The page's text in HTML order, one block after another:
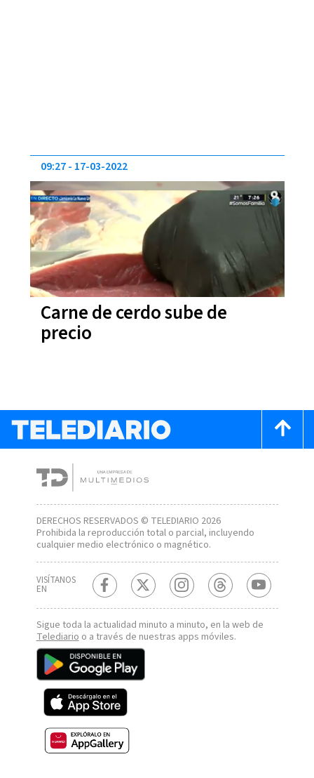
Carne de cerdo sube de
precio
09:27 17-03-2022
DERECHOS RESERVADOS © TELEDIARIO 2026
Prohibida la reproducción total o parcial, incluyendo
cualquier medio electrónico o magnético.
VISÍTANOS
EN
Sigue toda la actualidad minuto a minuto, en la web de
Telediario o a través de nuestras apps móviles.